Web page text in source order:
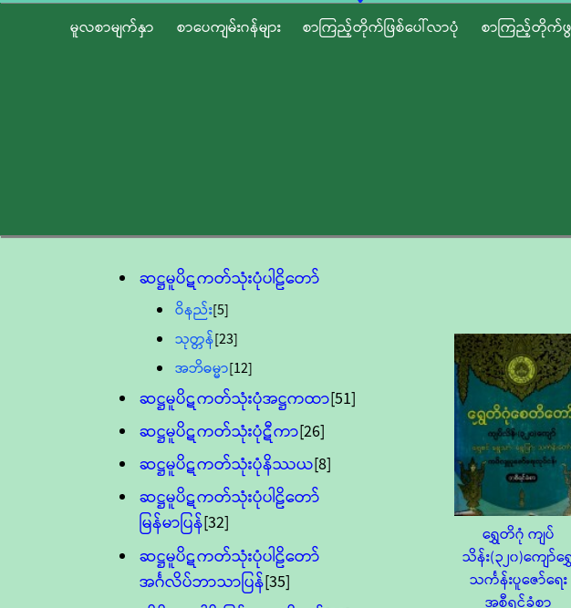
မူလစာမျက်နှာ စာပေကျမ်းဂန်များ စာကြည့်တိုက်ဖြစ်ပေါ်လာပုံ စာကြည့်တိုက်
ဆဋ္ဌမူပိဋကတ်သုံးပုံပါဠိတော်
ဝိနည်း[5]
သုတ္တန်[23]
အဘိဓမ္မာ[12]
ဆဋ္ဌမူပိဋကတ်သုံးပုံအဋ္ဌကထာ[51]
ဆဋ္ဌမူပိဋကတ်သုံးပုံဋီကာ[26]
ဆဋ္ဌမူပိဋကတ်သုံးပုံနိဿယ[8]
ဆဋ္ဌမူပိဋကတ်သုံးပုံပါဠိတော်
မြန်မာပြန်[32]
ဆဋ္ဌမူပိဋကတ်သုံးပုံပါဠိတော်
အင်္ဂလိပ်ဘာသာပြန်[35]
ရွှေတိဂုံ ကျပ်
သိန်း(၃၂၀)ကျော်ရွှ
သင်္ကန်းပူဇော်ရေး
အစီရင်ခံစာ